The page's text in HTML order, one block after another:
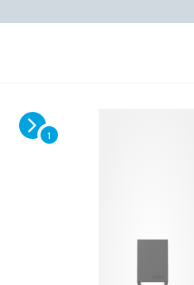
1